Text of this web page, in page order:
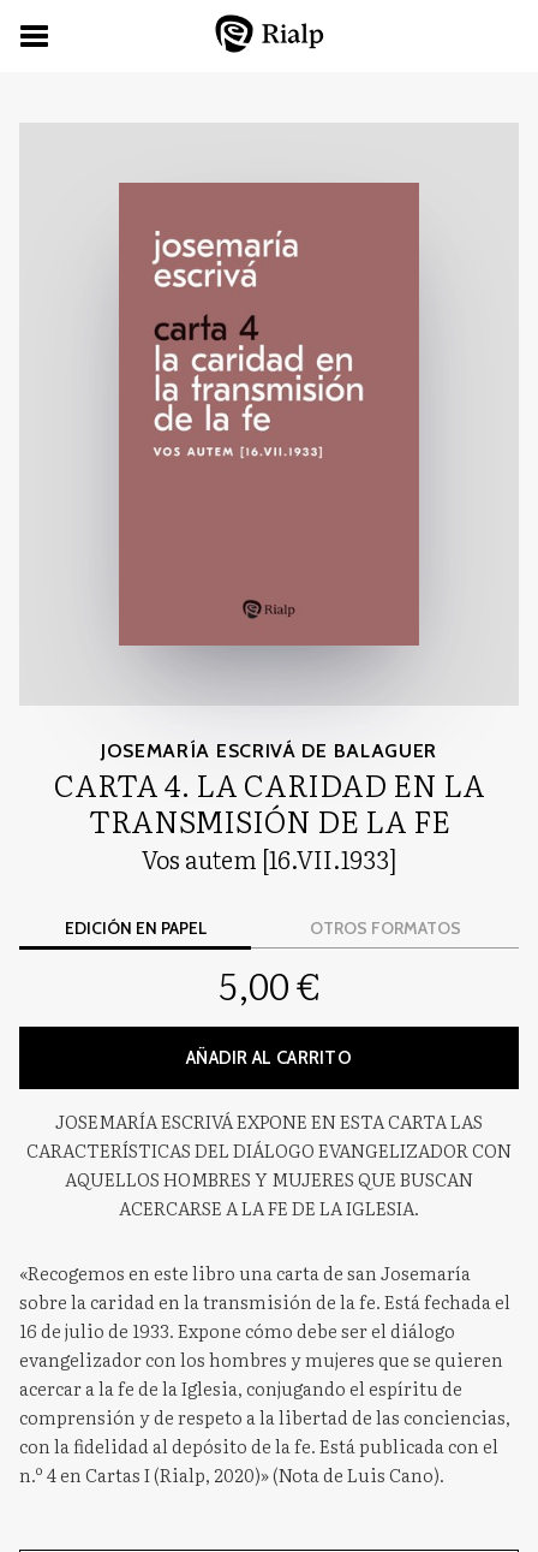
JOSEMARÍA ESCRIVÁ DE BALAGUER
CARTA 4. LA CARIDAD EN LA
TRANSMISIÓN DE LA FE
Vos autem [16.VII.1933]
EDICIÓN EN PAPEL OTROS FORMATOS
5,00 €
AÑADIR AL CARRITO
JOSEMARÍA ESCRIVÁ EXPONE EN ESTA CARTA LAS
CARACTERÍSTICAS DEL DIÁLOGO EVANGELIZADOR CON
AQUELLOS HOMBRES Y MUJERES QUE BUSCAN
ACERCARSE A LA FE DE LA IGLESIA.
«Recogemos en este libro una carta de san Josemaría
sobre la caridad en la transmisión de la fe. Está fechada el
16 de julio de 1933. Expone cómo debe ser el diálogo
evangelizador con los hombres y mujeres que se quieren
acercar a la fe de la Iglesia, conjugando el espíritu de
comprensión y de respeto a la libertad de las conciencias,
con la fidelidad al depósito de la fe. Está publicada con el
n.º 4 en Cartas I (Rialp, 2020)» (Nota de Luis Cano).